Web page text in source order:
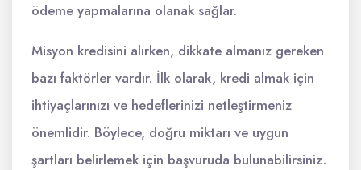
ödeme yapmalarına olanak sağlar.
Misyon kredisini alırken, dikkate almanız gereken
bazı faktörler vardır. İlk olarak, kredi almak için
ihtiyaçlarınızı ve hedeflerinizi netleştirmeniz
önemlidir. Böylece, doğru miktarı ve uygun
şartları belirlemek için başvuruda bulunabilirsiniz.